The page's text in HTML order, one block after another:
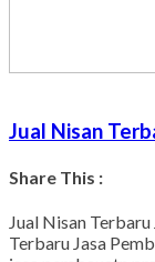
Jual Nisan
Share This :